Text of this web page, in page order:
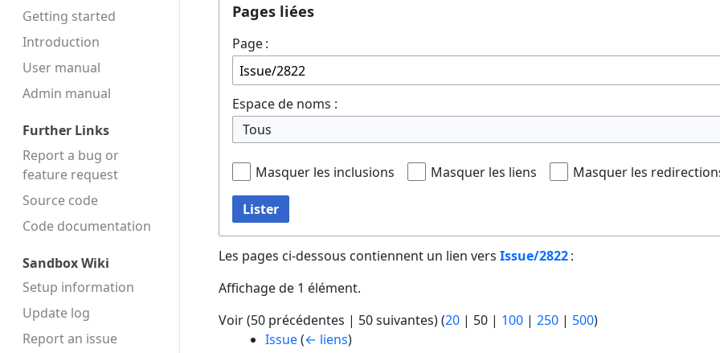
Getting started
Introduction
User manual
Admin manual
Further Links
Report a bug or
feature request
Source code
Code docu­mentation
Sandbox Wiki
Setup information
Update log
Report an issue
Pages liées
Page :
Espace de noms :
Tous
Masquer les inclusions Masquer les liens Masquer les
Lister
Les pages ci-dessous contiennent un lien vers Issue/2822:
Affichage de 1 élément.
Voir (50 précédentes | 50 suivantes) (20 | 50 | 100 | 250 | 500)
Issue (← liens)